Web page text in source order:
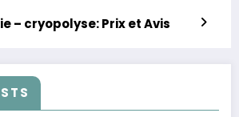
– cryopolyse: Prix et Avis